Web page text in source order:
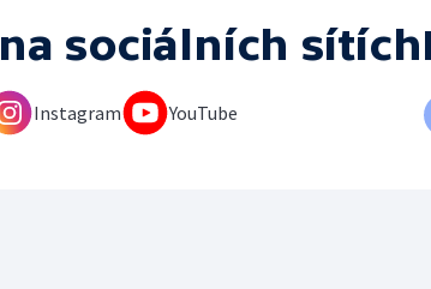
na sociálních sítích
Instagram YouTube